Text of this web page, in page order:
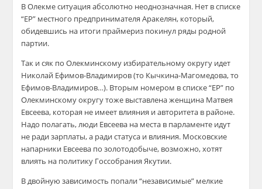
В Олекме ситуация абсолютно неоднозначная. Нет в списке
“ЕР” местного предпринимателя Аракелян, который,
обидевшись на итоги праймериз покинул ряды родной
партии.
Так и сяк по Олекминскому избирательному округу идет
Николай Ефимов-Владимиров (то Кычкина-Магомедова, то
Ефимов-Владимиров…). Вторым номером в списке “ЕР” по
Олекминскому округу тоже выставлена женщина Матвея
Евсеева, которая не имеет влияния и авторитета в районе.
Надо полагать, люди Евсеева на места в парламенте идут
не ради зарплаты, а ради статуса и влияния. Московские
напарники Евсеева по золотодобыче, возможно, хотят
влиять на политику Госсобрания Якутии.
В двойную зависимость попали “независимые” мелкие